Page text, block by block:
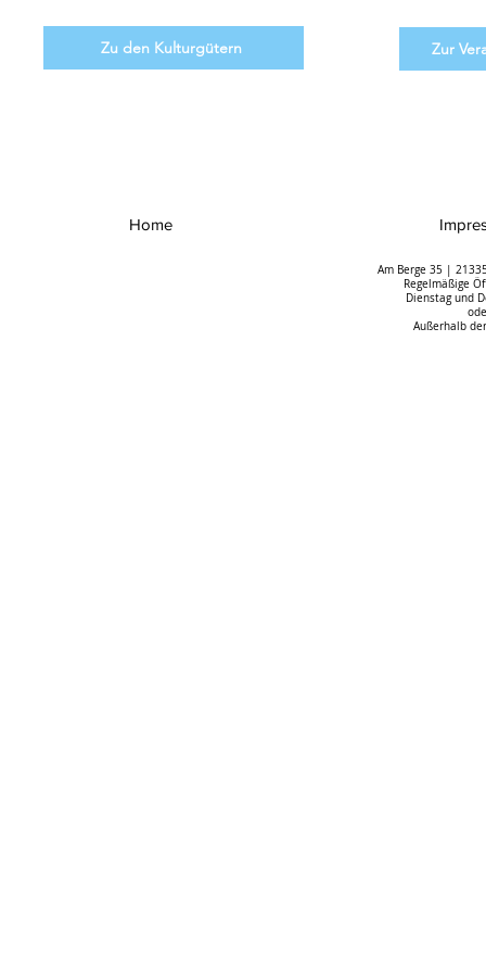
Zu den Kulturgütern Zur
Home
Am Berge 35 |
Regelmäßige
Dienstag und
Außerhalb